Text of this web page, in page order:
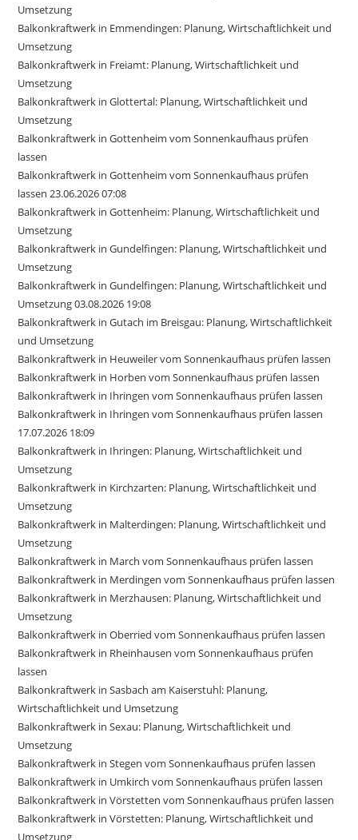
Umsetzung
Balkonkraftwerk in Emmendingen: Planung, Wirtschaftlichkeit und
Umsetzung
Balkonkraftwerk in Freiamt: Planung, Wirtschaftlichkeit und
Umsetzung
Balkonkraftwerk in Glottertal: Planung, Wirtschaftlichkeit und
Umsetzung
Balkonkraftwerk in Gottenheim vom Sonnenkaufhaus prüfen
lassen
Balkonkraftwerk in Gottenheim vom Sonnenkaufhaus prüfen
lassen 23.06.2026 07:08
Balkonkraftwerk in Gottenheim: Planung, Wirtschaftlichkeit und
Umsetzung
Balkonkraftwerk in Gundelfingen: Planung, Wirtschaftlichkeit und
Umsetzung
Balkonkraftwerk in Gundelfingen: Planung, Wirtschaftlichkeit und
Umsetzung 03.08.2026 19:08
Balkonkraftwerk in Gutach im Breisgau: Planung, Wirtschaftlichkeit
und Umsetzung
Balkonkraftwerk in Heuweiler vom Sonnenkaufhaus prüfen lassen
Balkonkraftwerk in Horben vom Sonnenkaufhaus prüfen lassen
Balkonkraftwerk in Ihringen vom Sonnenkaufhaus prüfen lassen
Balkonkraftwerk in Ihringen vom Sonnenkaufhaus prüfen lassen
17.07.2026 18:09
Balkonkraftwerk in Ihringen: Planung, Wirtschaftlichkeit und
Umsetzung
Balkonkraftwerk in Kirchzarten: Planung, Wirtschaftlichkeit und
Umsetzung
Balkonkraftwerk in Malterdingen: Planung, Wirtschaftlichkeit und
Umsetzung
Balkonkraftwerk in March vom Sonnenkaufhaus prüfen lassen
Balkonkraftwerk in Merdingen vom Sonnenkaufhaus prüfen lassen
Balkonkraftwerk in Merzhausen: Planung, Wirtschaftlichkeit und
Umsetzung
Balkonkraftwerk in Oberried vom Sonnenkaufhaus prüfen lassen
Balkonkraftwerk in Rheinhausen vom Sonnenkaufhaus prüfen
lassen
Balkonkraftwerk in Sasbach am Kaiserstuhl: Planung,
Wirtschaftlichkeit und Umsetzung
Balkonkraftwerk in Sexau: Planung, Wirtschaftlichkeit und
Umsetzung
Balkonkraftwerk in Stegen vom Sonnenkaufhaus prüfen lassen
Balkonkraftwerk in Umkirch vom Sonnenkaufhaus prüfen lassen
Balkonkraftwerk in Vörstetten vom Sonnenkaufhaus prüfen lassen
Balkonkraftwerk in Vörstetten: Planung, Wirtschaftlichkeit und
Umsetzung